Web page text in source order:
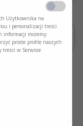
białek
Użytkownika na
i personalizacji treści
informacji możemy
proste profile naszych
treści w Serwisie